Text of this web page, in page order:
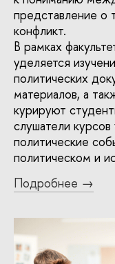
представление о
конфликт.
В рамках
уделяется
политических
материалов, а
курируют
слушатели курсов
политические
политическом и
Подробнее →